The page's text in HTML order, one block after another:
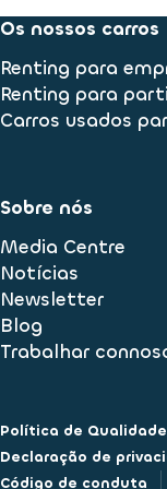
Os nossos carros
Renting para
Renting para
Carros usados
Sobre nós
Media Centre
Notícias
Newsletter
Blog
Trabalhar
Política de Qualidade
Declaração de
Código de conduta